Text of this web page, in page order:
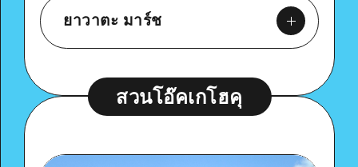
ยาวาตะ มาร์ช
สวนโอ๊คเกโฮคุ